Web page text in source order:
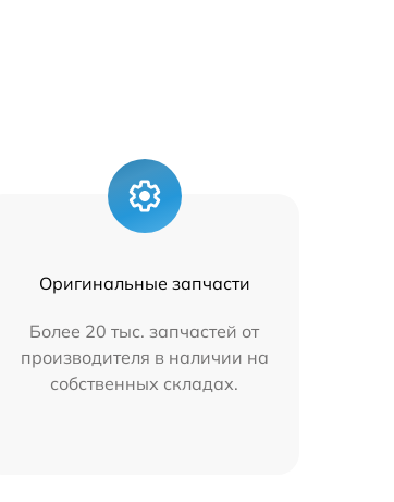
Оригинальные запчасти
Более 20 тыс. запчастей от
производителя в наличии на
собственных складах.